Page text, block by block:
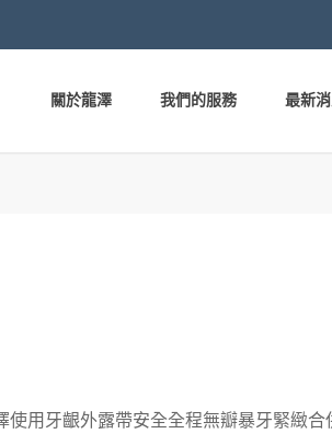
關於龍澤 我們的服務 最新
使用牙齦外露帶安全全程無瓣暴牙緊緻合